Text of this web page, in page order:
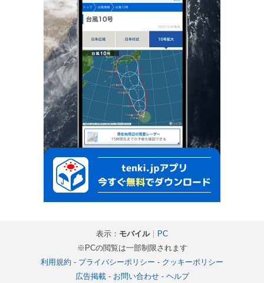
表示： モバイル｜ PC
※PCの閲覧は一部制限されます
利用規約 - プライバシーポリシー - クッキーポリシー
広告掲載- お問い合わせ- ヘルプ